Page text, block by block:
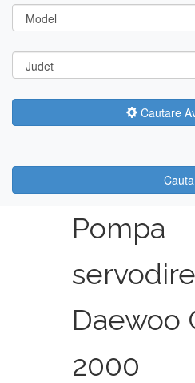
Cautare
Cauta
Pompa
Daewoo
2000